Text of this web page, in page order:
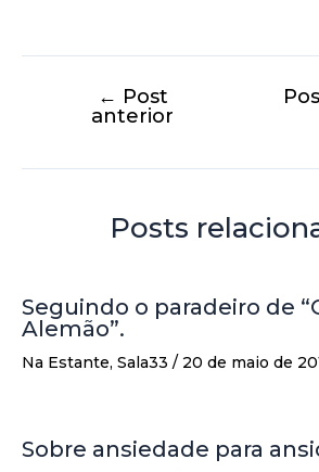
← Post
anterior
Posts
Seguindo o paradeiro de
Alemão”.
Na Estante, Sala33 / 20 de maio de
Sobre ansiedade para